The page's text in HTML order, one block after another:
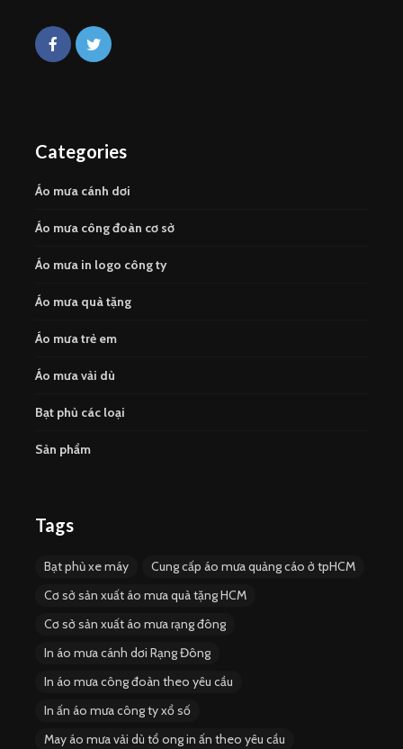
Categories
Áo mưa cánh dơi
Áo mưa công đoàn cơ sở
Áo mưa in logo công ty
Áo mưa quà tặng
Áo mưa trẻ em
Áo mưa vải dù
Bạt phủ các loại
Sản phẩm
Tags
Bạt phủ xe máy
Cung cấp áo mưa quảng cáo ở tpHCM
Cơ sở sản xuất áo mưa quà tặng HCM
Cơ sở sản xuất áo mưa rạng đông
In áo mưa cánh dơi Rạng Đông
In áo mưa công đoàn theo yêu cầu
In ấn áo mưa công ty xổ số
May áo mưa vải dù tổ ong in ấn theo yêu cầu